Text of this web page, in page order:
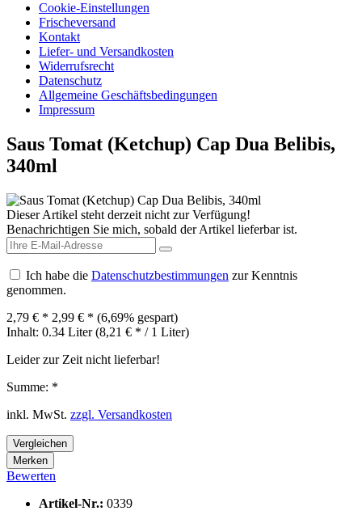
Cookie-Einstellungen
Frischeversand
Kontakt
Liefer- und Versandkosten
Widerrufsrecht
Datenschutz
Allgemeine Geschäftsbedingungen
Impressum
Saus Tomat (Ketchup) Cap Dua Belibis,
340ml
Dieser Artikel steht derzeit nicht zur Verfügung!
Benachrichtigen Sie mich, sobald der Artikel lieferbar ist.
Ich habe die Datenschutzbestimmungen zur Kenntnis
genommen.
2,79 € * 2,99 € * (6,69% gespart)
Inhalt: 0.34 Liter (8,21 € * / 1 Liter)
Leider zur Zeit nicht lieferbar!
Summe: *
inkl. MwSt. zzgl. Versandkosten
Vergleichen
Merken
Bewerten
Artikel-Nr.: 0339